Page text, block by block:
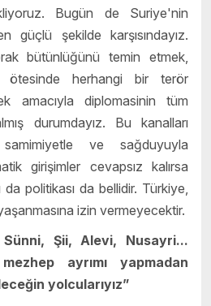
Bugün de Suriye'nin
güçlü şekilde karşısındayız.
bütünlüğünü temin etmek,
ötesinde herhangi bir terör
amacıyla diplomasinin tüm
durumdayız. Bu kanalları
samimiyetle ve sağduyuyla
girişimler cevapsız kalırsa
politikası da bellidir. Türkiye,
izin vermeyecektir.
Şii, Alevi, Nusayri...
ayrımı yapmadan
yolcularıyız”